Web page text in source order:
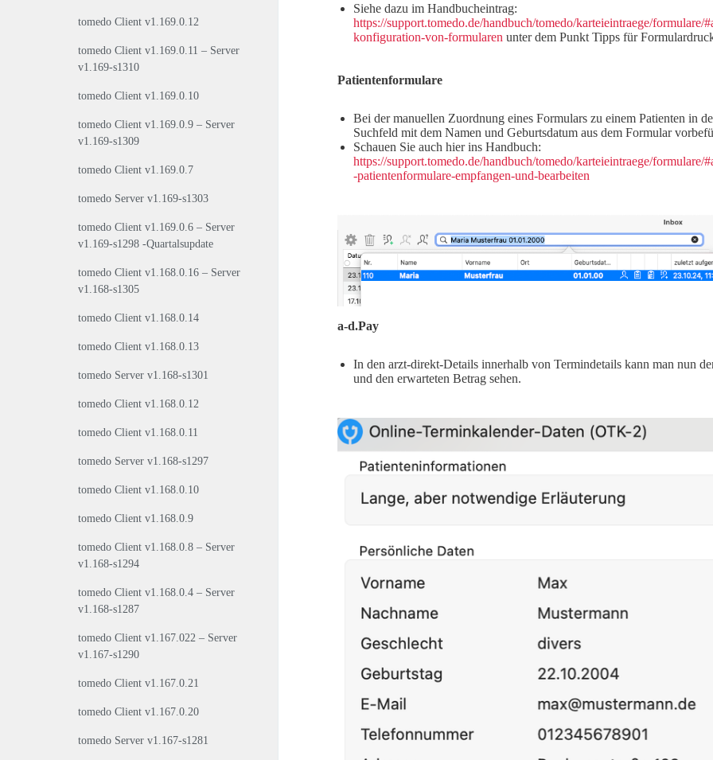
tomedo Client v1.169.0.12
tomedo Client v1.169.0.11 – Server
v1.169-s1310
tomedo Client v1.169.0.10
tomedo Client v1.169.0.9 – Server
v1.169-s1309
tomedo Client v1.169.0.7
tomedo Server v1.169-s1303
tomedo Client v1.169.0.6 – Server
v1.169-s1298 -Quartalsupdate
tomedo Client v1.168.0.16 – Server
v1.168-s1305
tomedo Client v1.168.0.14
tomedo Client v1.168.0.13
tomedo Server v1.168-s1301
tomedo Client v1.168.0.12
tomedo Client v1.168.0.11
tomedo Server v1.168-s1297
tomedo Client v1.168.0.10
tomedo Client v1.168.0.9
tomedo Client v1.168.0.8 – Server
v1.168-s1294
tomedo Client v1.168.0.4 – Server
v1.168-s1287
tomedo Client v1.167.022 – Server
v1.167-s1290
tomedo Client v1.167.0.21
tomedo Client v1.167.0.20
tomedo Server v1.167-s1281
Siehe dazu im Handbucheintrag:
https://support.tomedo.de/handbuch/tomedo/karteieintraege/formulare/
konfiguration-von-formularenunter dem Punkt Tipps für
Patientenformulare
Bei der manuellen Zuordnung eines Formulars zu einem Patienten in
Suchfeld mit dem Namen und Geburtsdatum aus dem Formular
Schauen Sie auch hier ins Handbuch:
https://support.tomedo.de/handbuch/tomedo/karteieintraege/formulare/
-patientenformulare-empfangen-und-bearbeiten
a-d.Pay
In den arzt-direkt-Details innerhalb von Termindetails kann man nun
und den erwarteten Betrag sehen.